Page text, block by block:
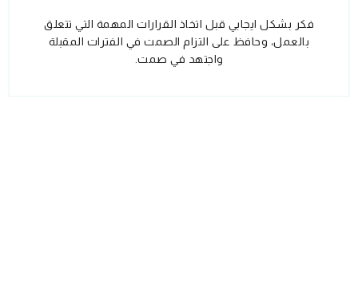
فكر بشكل ايجابي قبل اتخاذ القرارات المهمة التي تتعلق
بالعمل، وحافظ على التزام الصمت في الفترات المقبلة
واجتهد في صمت.